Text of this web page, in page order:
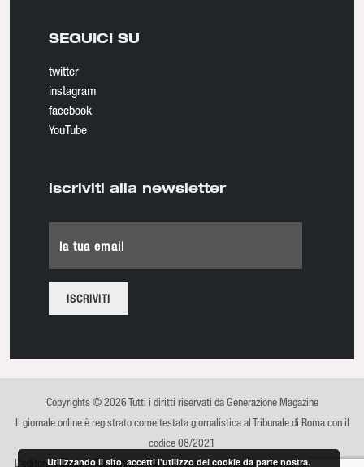
SEGUICI SU
twitter
instagram
facebook
YouTube
iscriviti alla newsletter
la tua email
Copyrights © 2026 Tutti i diritti riservati da Generazione Magazine
Il giornale online è registrato come testata giornalistica al Tribunale di Roma con il
codice 08/2021
L'editore èMade in Tomorrow srl, azienda di comunicazione, advertising e sviluppo
Utilizzando il sito, accetti l'utilizzo dei cookie da parte nostra.